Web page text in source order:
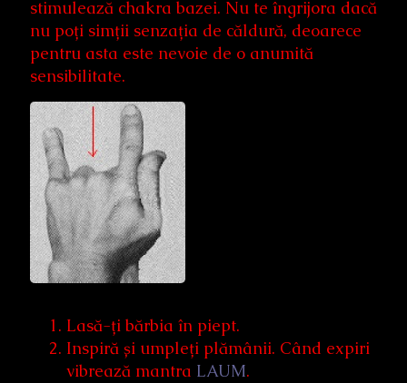
stimulează chakra bazei. Nu te îngrijora dacă
nu poți simții senzația de căldură, deoarece
pentru asta este nevoie de o anumită
sensibilitate.
Lasă-ți bărbia în piept.
Inspiră și umpleți plămânii. Când expiri
vibrează mantra LAUM.